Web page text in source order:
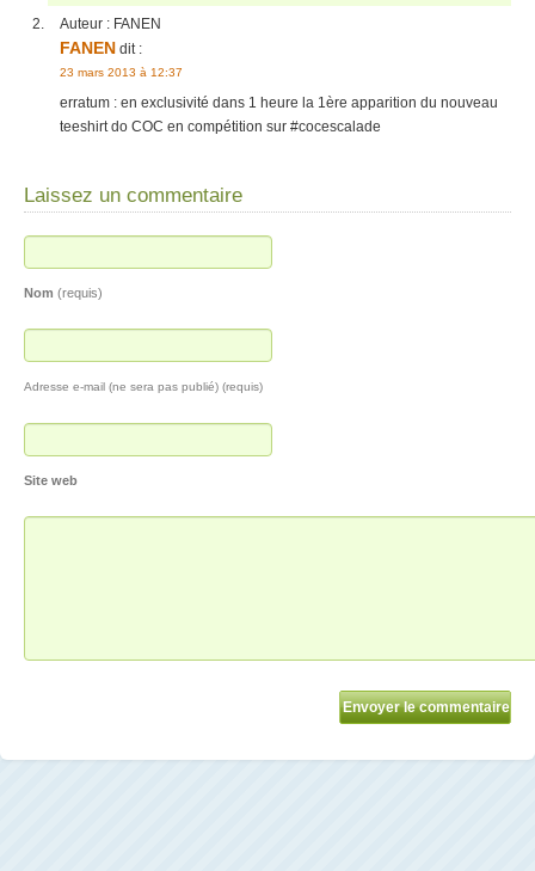
Auteur : FANEN
FANEN dit :
23 mars 2013 à 12:37
erratum : en exclusivité dans 1 heure la 1ère apparition du nouveau
teeshirt do COC en compétition sur #cocescalade
Laissez un commentaire
Nom (requis)
Adresse e-mail (ne sera pas publié) (requis)
Site web